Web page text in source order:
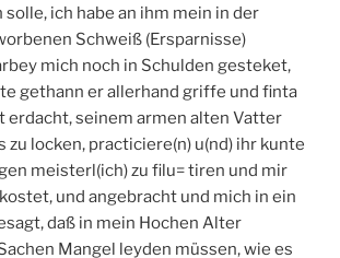
ich habe an ihm mein in der
Schweiß (Ersparnisse)
mich noch in Schulden gesteket,
gethann er allerhand griffe und finta
erdacht, seinem armen alten Vatter
zu locken, practiciere(n) u(nd) ihr kunte
meisterl(ich) zu filu= tiren und mir
und angebracht und mich in ein
daß in mein Hochen Alter
Mangel leyden müssen, wie es